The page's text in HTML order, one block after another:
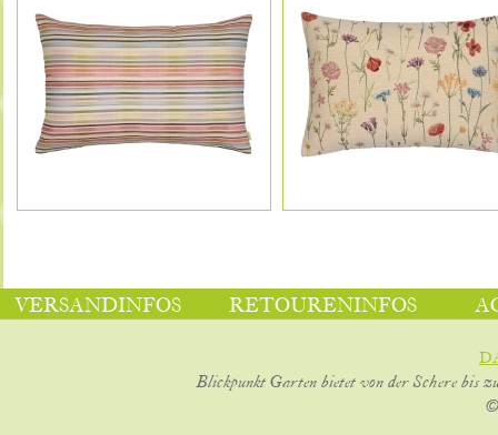
VERSANDINFOS RETOURENINFOS
Blickpunkt Garten bietet von der Schere bis